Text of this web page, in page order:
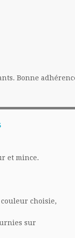
Bonne
et mince.
choisie,
sur